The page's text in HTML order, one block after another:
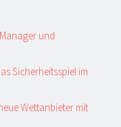
und
Sicherheitsspiel im
Wettanbieter mit